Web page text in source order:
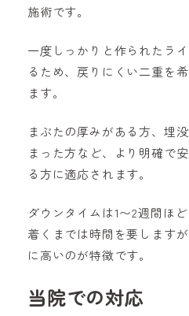
施術です。
一度しっかりと作られたラ
るため、戻りにくい二重を
ます。
まぶたの厚みがある方、埋
まった方など、より明確で
る方に適応されます。
ダウンタイムは1〜2週間ほ
着くまでは時間を要します
に高いのが特徴です。
当院での対応